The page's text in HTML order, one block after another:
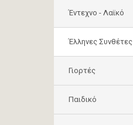
Έντεχνο - Λαϊκό
Έλληνες Συνθέτες
Γιορτές
Παιδικό